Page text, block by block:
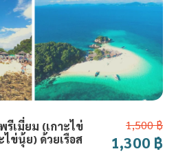
รีเมี่ยม (เกาะไข่
ไข่นุ้ย) ด้วยเรือส
1,500 ฿
1,300 ฿